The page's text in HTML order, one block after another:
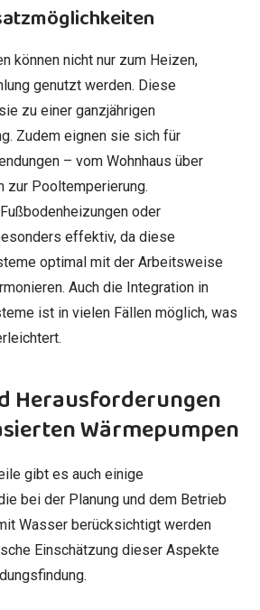
können nicht nur zum Heizen,
genutzt werden. Diese
zu einer ganzjährigen
Zudem eignen sie sich für
– vom Wohnhaus über
zur Pooltemperierung.
oder
effektiv, da diese
optimal mit der Arbeitsweise
Auch die Integration in
ist in vielen Fällen möglich, was
Herausforderungen
Wärmepumpen
gibt es auch einige
bei der Planung und dem Betrieb
Wasser berücksichtigt werden
Einschätzung dieser Aspekte